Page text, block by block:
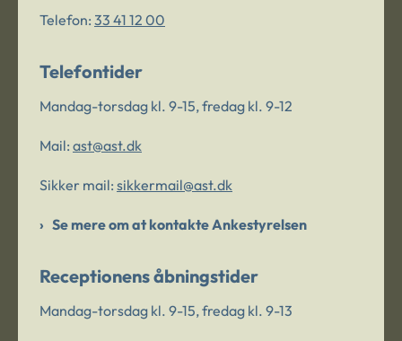
Telefon: 33 41 12 00
Telefontider
Mandag-torsdag kl. 9-15, fredag kl. 9-12
Mail: ast@ast.dk
Sikker mail: sikkermail@ast.dk
Se mere om at kontakte Ankestyrelsen
Receptionens åbningstider
Mandag-torsdag kl. 9-15, fredag kl. 9-13